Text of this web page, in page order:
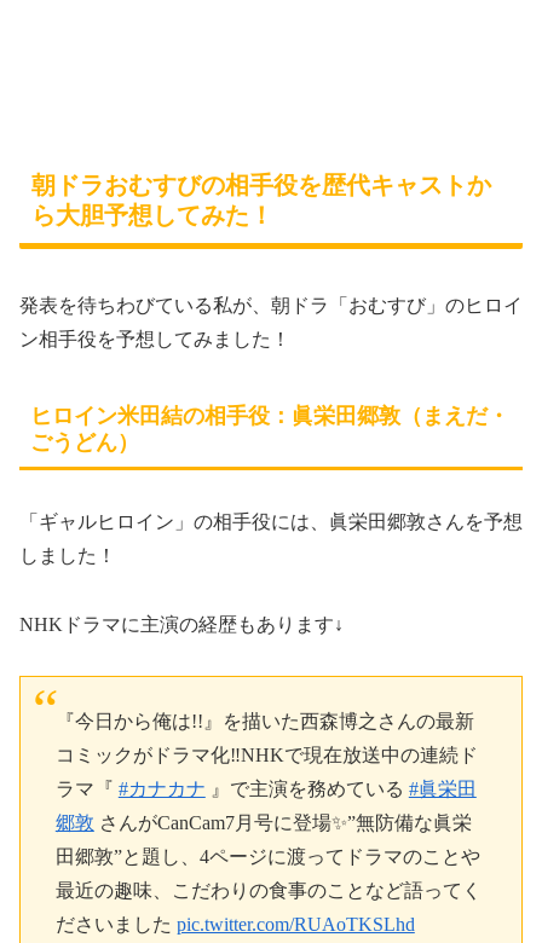
朝ドラおむすびの相手役を歴代キャストか
ら大胆予想してみた！
発表を待ちわびている私が、朝ドラ「おむすび」のヒロイ
ン相手役を予想してみました！
ヒロイン米田結の相手役：眞栄田郷敦（まえだ・
ごうどん）
「ギャルヒロイン」の相手役には、眞栄田郷敦さんを予想
しました！
NHKドラマに主演の経歴もあります↓
『今日から俺は!!』を描いた西森博之さんの最新
コミックがドラマ化‼️NHKで現在放送中の連続ド
ラマ『 #カナカナ 』で主演を務めている #眞栄田
郷敦 さんがCanCam7月号に登場✨”無防備な眞栄
田郷敦”と題し、4ページに渡ってドラマのことや
最近の趣味、こだわりの食事のことなど語ってく
ださいました pic.twitter.com/RUAoTKSLhd